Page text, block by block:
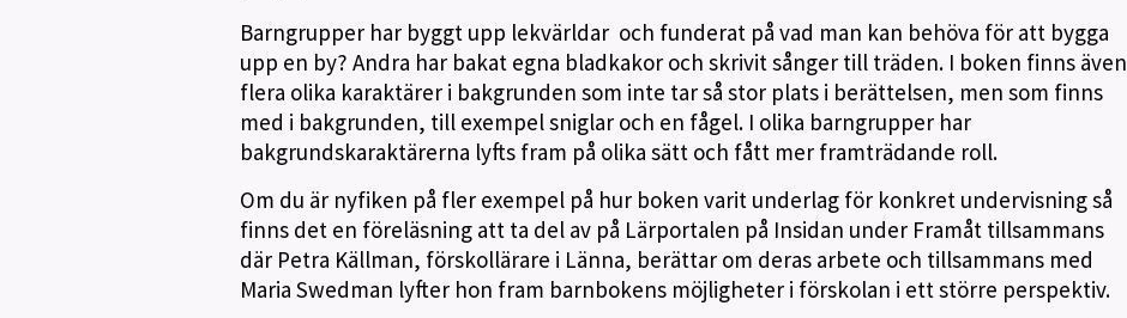
Barngrupper har byggt upp lekvärldar och funderat på vad man kan behöva för att bygga
upp en by? Andra har bakat egna bladkakor och skrivit sånger till träden. I boken finns även
flera olika karaktärer i bakgrunden som inte tar så stor plats i berättelsen, men som finns
med i bakgrunden, till exempel sniglar och en fågel. I olika barngrupper har
bakgrundskaraktärerna lyfts fram på olika sätt och fått mer framträdande roll.
Om du är nyfiken på fler exempel på hur boken varit underlag för konkret undervisning så
finns det en föreläsning att ta del av på Lärportalen på Insidan under Framåt tillsammans
där Petra Källman, förskollärare i Länna, berättar om deras arbete och tillsammans med
Maria Swedman lyfter hon fram barnbokens möjligheter i förskolan i ett större perspektiv.